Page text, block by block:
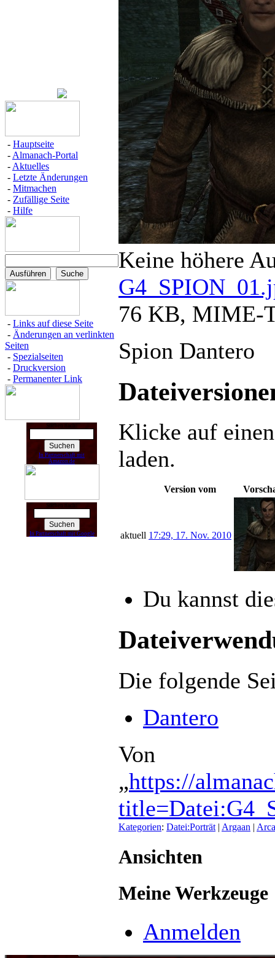
- Hauptseite
- Almanach-Portal
- Aktuelles
- Letzte Änderungen
- Mitmachen
- Zufällige Seite
- Hilfe
- Links auf diese Seite
- Änderungen an verlinkten
Seiten
- Spezialseiten
- Druckversion
- Permanenter Link
Suchen nach:
In Partnerschaft mit
Amazon.de
Suchen nach:
In Partnerschaft mit Google
Keine höhere
76 KB, MIME-
Spion Dantero
Klicke auf
laden.
Version vom
aktuell 17:29, 17. Nov. 2010
Du kannst
Die folgende
Dantero
Von
„https://
Kategorien: Datei:Porträt | Argaan |
Ansichten
Meine Werkzeuge
Anmelden